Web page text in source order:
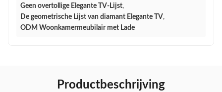
Geen overtollige Elegante TV-Lijst,
De geometrische Lijst van diamant Elegante TV,
ODM Woonkamermeubilair met Lade
Productbeschrijving